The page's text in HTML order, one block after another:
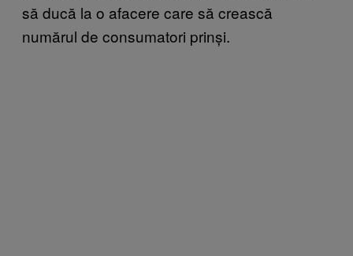
să ducă la o afacere care să crească
numărul de consumatori prinși.